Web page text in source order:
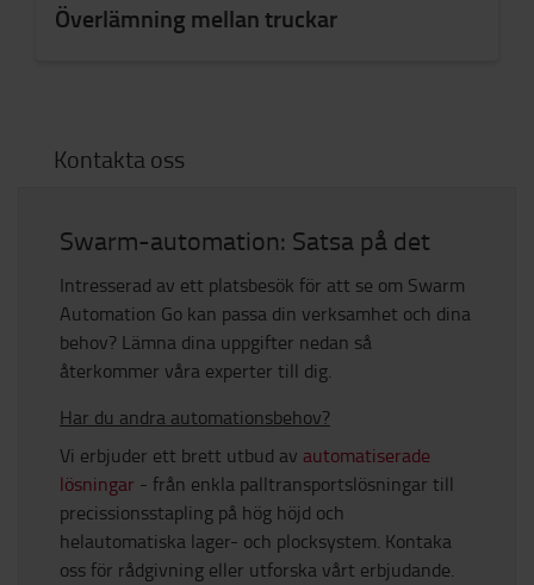
Överlämning mellan truckar
Kontakta oss
Swarm-automation: Satsa på det
Intresserad av ett platsbesök för att se om Swarm
Automation Go kan passa din verksamhet och dina
behov? Lämna dina uppgifter nedan så
återkommer våra experter till dig.
Har du andra automationsbehov?
Vi erbjuder ett brett utbud av automatiserade
lösningar - från enkla palltransportslösningar till
precissionsstapling på hög höjd och
helautomatiska lager- och plocksystem. Kontaka
oss för rådgivning eller utforska vårt erbjudande.